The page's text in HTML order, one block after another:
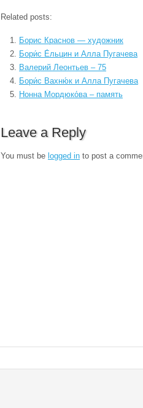
Related posts:
Борис Краснов — художник
Бори́с Е́льцин и Алла Пугачева
Валерий Леонтьев – 75
Бори́с Вахню́к и Алла Пугачева
Нонна Мордюко́ва – память
Leave a Reply
You must be logged in to post a